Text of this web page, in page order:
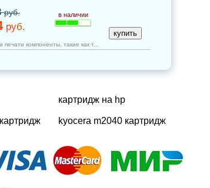
руб.
руб.
в наличии
компоненты, такие как т...
картридж на hp
kyocera m2040 картридж